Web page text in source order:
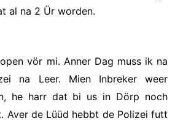
al na 2 Ür worden.
vör mi. Anner Dag muss ik na
na Leer. Mien Inbreker weer
he harr dat bi us in Dörp noch
Aver de Lüüd hebbt de Polizei futt